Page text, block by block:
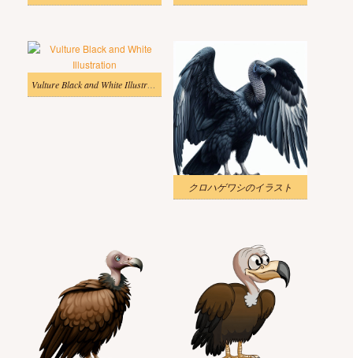
Vulture Black and White Illustration
クロハゲワシのイラスト